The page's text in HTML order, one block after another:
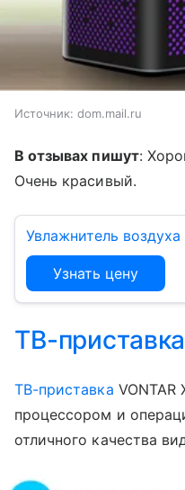
Источник: dom.mail.ru
В отзывах пишут:
Очень красивый.
Увлажнитель воздуха
Узнать цену
ТВ-
ТВ-приставка
процессором и
отличного качества